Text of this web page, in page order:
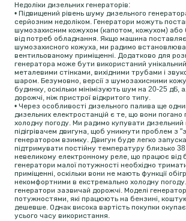
Недоліки дизельних генераторів:
• Підвищений рівень шуму дизельного
серйозним недоліком. Генератори можуть
шумозахисним кожухом (капотом, кожухом) або
від потреб обладнання. Якщо машина
шумозахисного кожуха, ми радимо
вентильованому приміщенні. Додатково для
генератора може бути використаний
металевими стінками, вихідними трубами і
шаром. Безумовно, версії з шумозахисними
будинку, оскільки мінімізують шум на 20-25 дБ,
дорожчі, ніж пристрої відкритого типу.
• Через особливості дизельного палива ще
дизельних електростанцій є те, що вони
холодну погоду. Ми радимо купувати дизельний
підігрівачем двигуна, щоб уникнути проблем з
генератором взимку. Двигун буде легко
підтримувати постійну температуру близько 38
невеликому електронному реле, що працює від
генератори малої потужності необхідно
приміщенні, оскільки вони не мають функції
некомфортними в екстремально холодну
генератори зазвичай дорожчі. Моделі
потужностями, які працюють на бензині,
дешевше. Однак висока вартість покупки
усього часу використання.